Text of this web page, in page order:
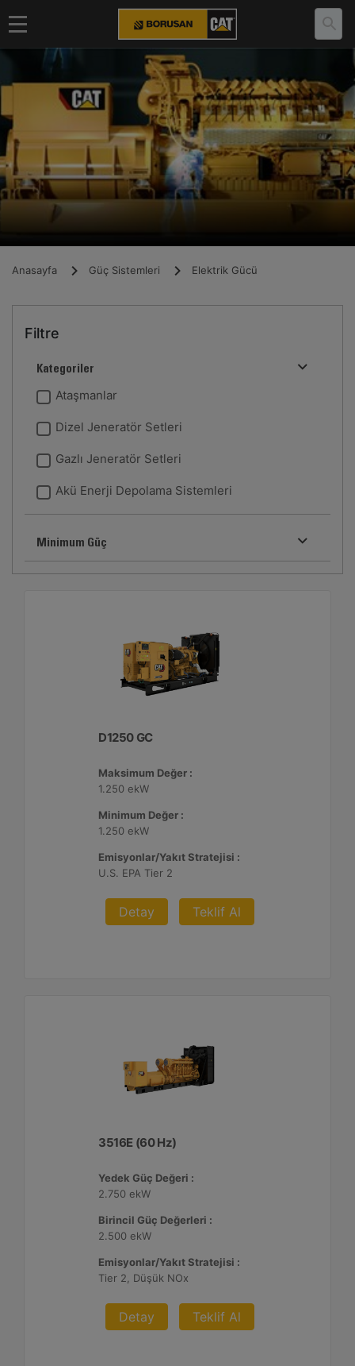
Anasayfa Güç Sistemleri Elektrik Gücü
Filtre
Kategoriler
Ataşmanlar
Dizel Jeneratör Setleri
Gazlı Jeneratör Setleri
Akü Enerji Depolama Sistemleri
Minimum Güç
D1250 GC
Maksimum Değer :
1.250 ekW
Minimum Değer :
1.250 ekW
Emisyonlar/Yakıt Stratejisi :
U.S. EPA Tier 2
Detay Teklif Al
3516E (60 Hz)
Yedek Güç Değeri :
2.750 ekW
Birincil Güç Değerleri :
2.500 ekW
Emisyonlar/Yakıt Stratejisi :
Tier 2, Düşük NOx
Detay Teklif Al